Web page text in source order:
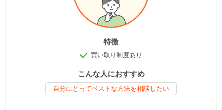
特徴
買い取り制度あり
こんな人におすすめ
自分にとってベストな方法を相談したい